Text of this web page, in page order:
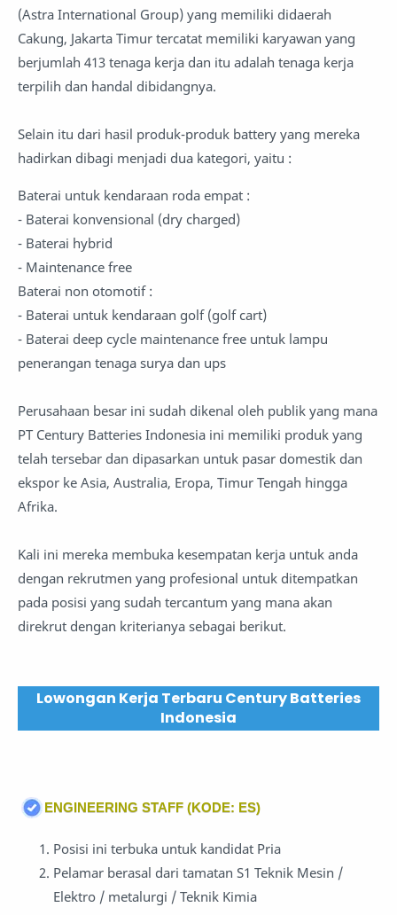
(Astra International Group) yang memiliki didaerah
Cakung, Jakarta Timur tercatat memiliki karyawan yang
berjumlah 413 tenaga kerja dan itu adalah tenaga kerja
terpilih dan handal dibidangnya.
Selain itu dari hasil produk-produk battery yang mereka
hadirkan dibagi menjadi dua kategori, yaitu :
Baterai untuk kendaraan roda empat :
- Baterai konvensional (dry charged)
- Baterai hybrid
- Maintenance free
Baterai non otomotif :
- Baterai untuk kendaraan golf (golf cart)
- Baterai deep cycle maintenance free untuk lampu
penerangan tenaga surya dan ups
Perusahaan besar ini sudah dikenal oleh publik yang mana
PT Century Batteries Indonesia ini memiliki produk yang
telah tersebar dan dipasarkan untuk pasar domestik dan
ekspor ke Asia, Australia, Eropa, Timur Tengah hingga
Afrika.
Kali ini mereka membuka kesempatan kerja untuk anda
dengan rekrutmen yang profesional untuk ditempatkan
pada posisi yang sudah tercantum yang mana akan
direkrut dengan kriterianya sebagai berikut.
Lowongan Kerja Terbaru Century Batteries
Indonesia
ENGINEERING STAFF (KODE: ES)
Posisi ini terbuka untuk kandidat Pria
Pelamar berasal dari tamatan S1 Teknik Mesin /
Elektro / metalurgi / Teknik Kimia